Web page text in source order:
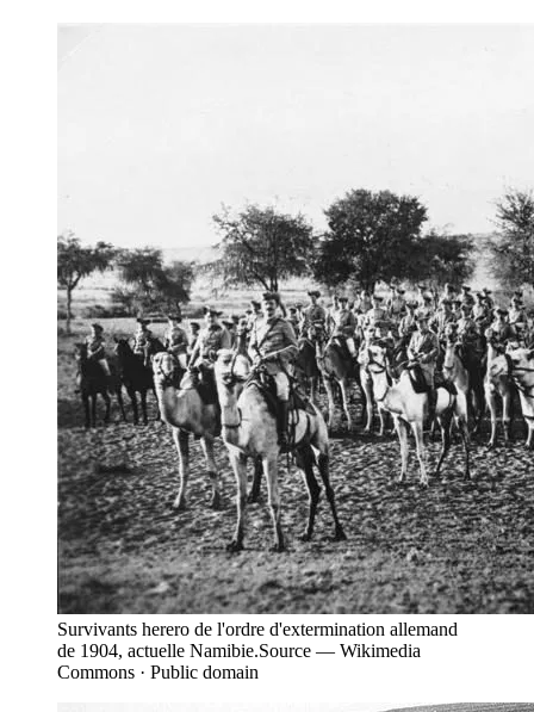
Survivants herero de l'ordre d'extermination allemand
de 1904, actuelle Namibie.Source — Wikimedia
Commons · Public domain